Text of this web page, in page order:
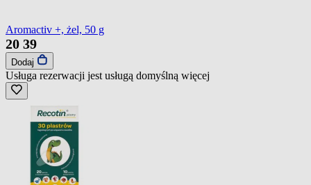
Aromactiv +, żel, 50 g
20 39
Dodaj
Usługa rezerwacji jest usługą domyślną więcej